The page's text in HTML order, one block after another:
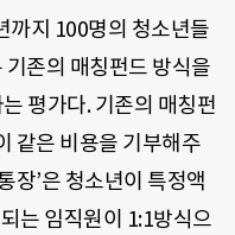
까지 100명의 청소년들
기존의 매칭펀드 방식을
평가다. 기존의 매칭펀
같은 비용을 기부해주
장’은 청소년이 특정액
는 임직원이 1:1방식으